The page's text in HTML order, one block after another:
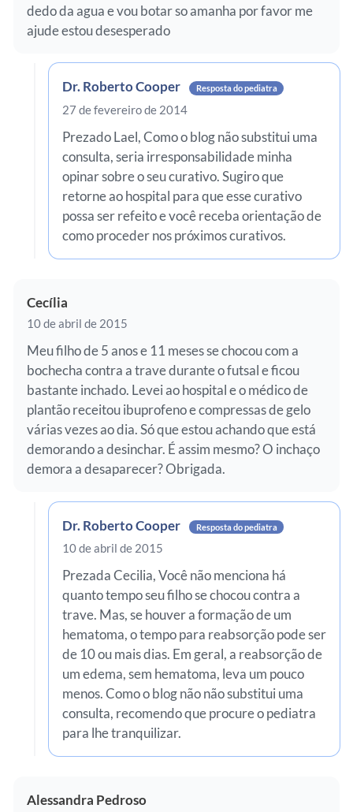
dedo da agua e vou botar so amanha por favor me
ajude estou desesperado
Dr. Roberto Cooper Resposta do pediatra
27 de fevereiro de 2014
Prezado Lael, Como o blog não substitui uma
consulta, seria irresponsabilidade minha
opinar sobre o seu curativo. Sugiro que
retorne ao hospital para que esse curativo
possa ser refeito e você receba orientação de
como proceder nos próximos curativos.
Cecília
10 de abril de 2015
Meu filho de 5 anos e 11 meses se chocou com a
bochecha contra a trave durante o futsal e ficou
bastante inchado. Levei ao hospital e o médico de
plantão receitou ibuprofeno e compressas de gelo
várias vezes ao dia. Só que estou achando que está
demorando a desinchar. É assim mesmo? O inchaço
demora a desaparecer? Obrigada.
Dr. Roberto Cooper Resposta do pediatra
10 de abril de 2015
Prezada Cecilia, Você não menciona há
quanto tempo seu filho se chocou contra a
trave. Mas, se houver a formação de um
hematoma, o tempo para reabsorção pode ser
de 10 ou mais dias. Em geral, a reabsorção de
um edema, sem hematoma, leva um pouco
menos. Como o blog não não substitui uma
consulta, recomendo que procure o pediatra
para lhe tranquilizar.
Alessandra Pedroso